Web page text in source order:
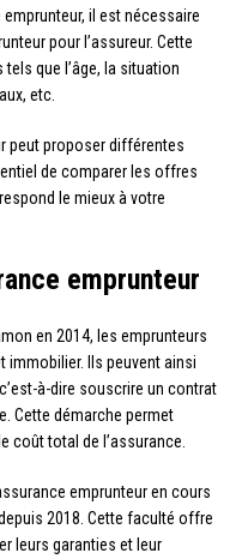
il est nécessaire
pour l’assureur. Cette
que l’âge, la situation
etc.
peut proposer différentes
de comparer les offres
le mieux à votre
emprunteur
en 2014, les emprunteurs
immobilier. Ils peuvent ainsi
à-dire souscrire un contrat
Cette démarche permet
coût total de l’assurance.
emprunteur en cours
2018. Cette faculté offre
leurs garanties et leur